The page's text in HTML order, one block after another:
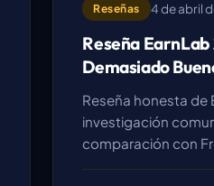
Reseñas 4 de abril
Reseña
Demasiado
Reseña honesta de
investigación
comparación con